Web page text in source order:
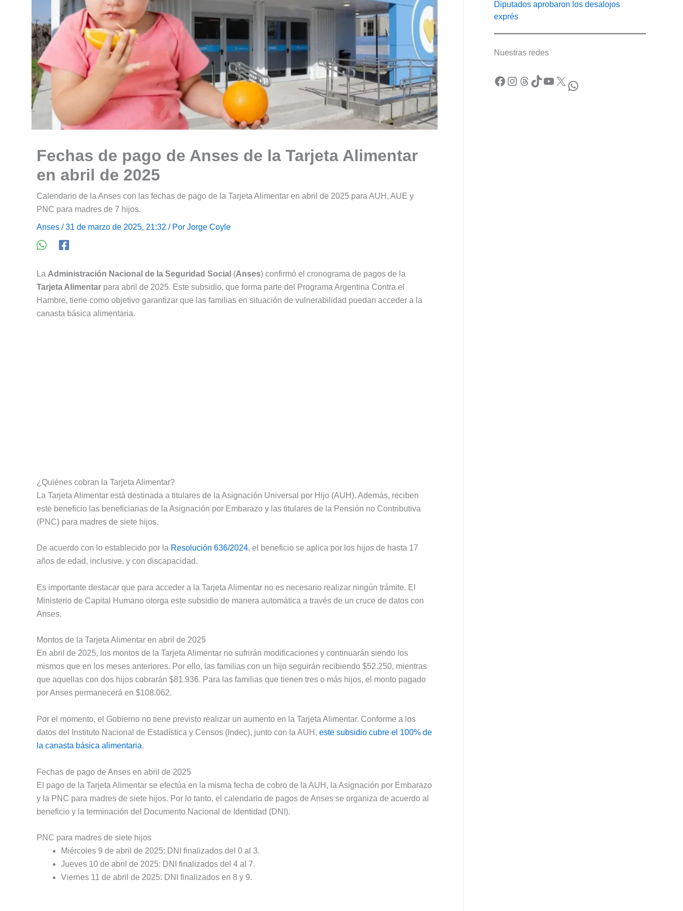
Fechas de pago de Anses de la Tarjeta Alimentar
en abril de 2025
Calendario de la Anses con las fechas de pago de la Tarjeta Alimentar en abril de 2025 para AUH, AUE y
PNC para madres de 7 hijos.
Anses / 31 de marzo de 2025, 21:32 / Por Jorge Coyle
La Administración Nacional de la Seguridad Social (Anses) confirmó el cronograma de pagos de la
Tarjeta Alimentar para abril de 2025. Este subsidio, que forma parte del Programa Argentina Contra el
Hambre, tiene como objetivo garantizar que las familias en situación de vulnerabilidad puedan acceder a la
canasta básica alimentaria.
¿Quiénes cobran la Tarjeta Alimentar?
La Tarjeta Alimentar está destinada a titulares de la Asignación Universal por Hijo (AUH). Además, reciben
este beneficio las beneficiarias de la Asignación por Embarazo y las titulares de la Pensión no Contributiva
(PNC) para madres de siete hijos.
De acuerdo con lo establecido por la Resolución 636/2024, el beneficio se aplica por los hijos de hasta 17
años de edad, inclusive, y con discapacidad.
Es importante destacar que para acceder a la Tarjeta Alimentar no es necesario realizar ningún trámite. El
Ministerio de Capital Humano otorga este subsidio de manera automática a través de un cruce de datos con
Anses.
Montos de la Tarjeta Alimentar en abril de 2025
En abril de 2025, los montos de la Tarjeta Alimentar no sufrirán modificaciones y continuarán siendo los
mismos que en los meses anteriores. Por ello, las familias con un hijo seguirán recibiendo $52.250, mientras
que aquellas con dos hijos cobrarán $81.936. Para las familias que tienen tres o más hijos, el monto pagado
por Anses permanecerá en $108.062.
Por el momento, el Gobierno no tiene previsto realizar un aumento en la Tarjeta Alimentar. Conforme a los
datos del Instituto Nacional de Estadística y Censos (Indec), junto con la AUH, este subsidio cubre el 100% de
la canasta básica alimentaria.
Fechas de pago de Anses en abril de 2025
El pago de la Tarjeta Alimentar se efectúa en la misma fecha de cobro de la AUH, la Asignación por Embarazo
y la PNC para madres de siete hijos. Por lo tanto, el calendario de pagos de Anses se organiza de acuerdo al
beneficio y la terminación del Documento Nacional de Identidad (DNI).
PNC para madres de siete hijos
Miércoles 9 de abril de 2025: DNI finalizados del 0 al 3.
Jueves 10 de abril de 2025: DNI finalizados del 4 al 7.
Viernes 11 de abril de 2025: DNI finalizados en 8 y 9.
Diputados aprobaron los desalojos
exprés
Nuestras redes
Facebook Instagram Threads TikTok YouTube X WhatsApp